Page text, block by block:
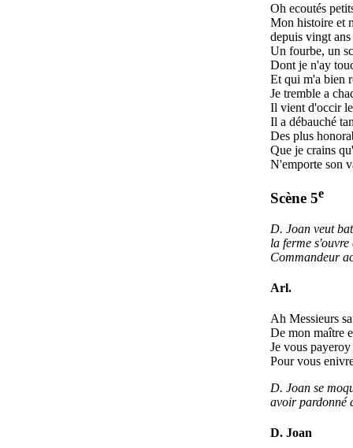
Oh ecoutés
Mon histoire et
depuis vingt
Un fourbe, un
Dont je n'ay
Et qui m'a bien
Je tremble a
Il vient d'occir
Il a débauché
Des plus
Que je crains
N'emporte son
Scène 5e
D. Joan veut
la ferme
Commandeur
Arl.
Ah Messieurs
De mon maître
Je vous
Pour vous
D. Joan se
avoir pardonné
D. Joan